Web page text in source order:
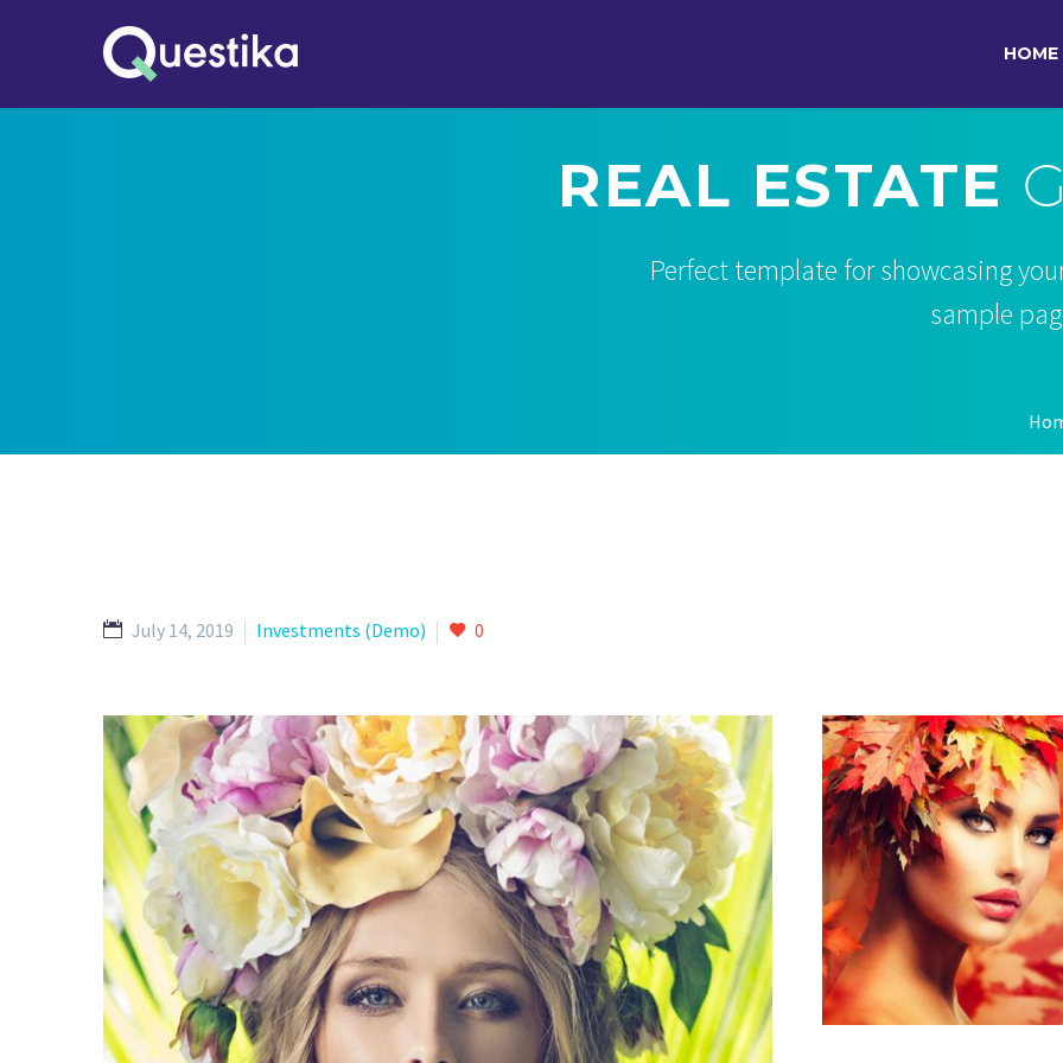
HOME
REAL ESTATE
Perfect template for showcasing
sample
July 14, 2019 Investments (Demo) 0